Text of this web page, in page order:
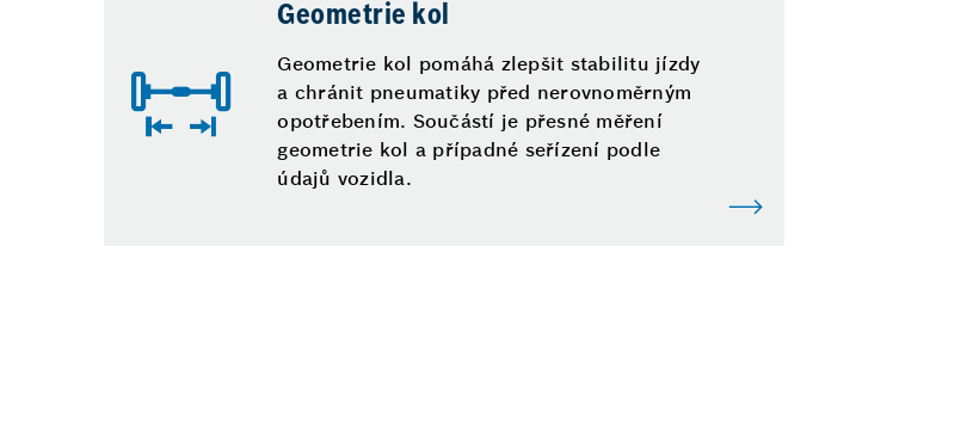
Geometrie kol
Geometrie kol pomáhá zlepšit stabilitu jízdy
a chránit pneumatiky před nerovnoměrným
opotřebením. Součástí je přesné měření
geometrie kol a případné seřízení podle
údajů vozidla.